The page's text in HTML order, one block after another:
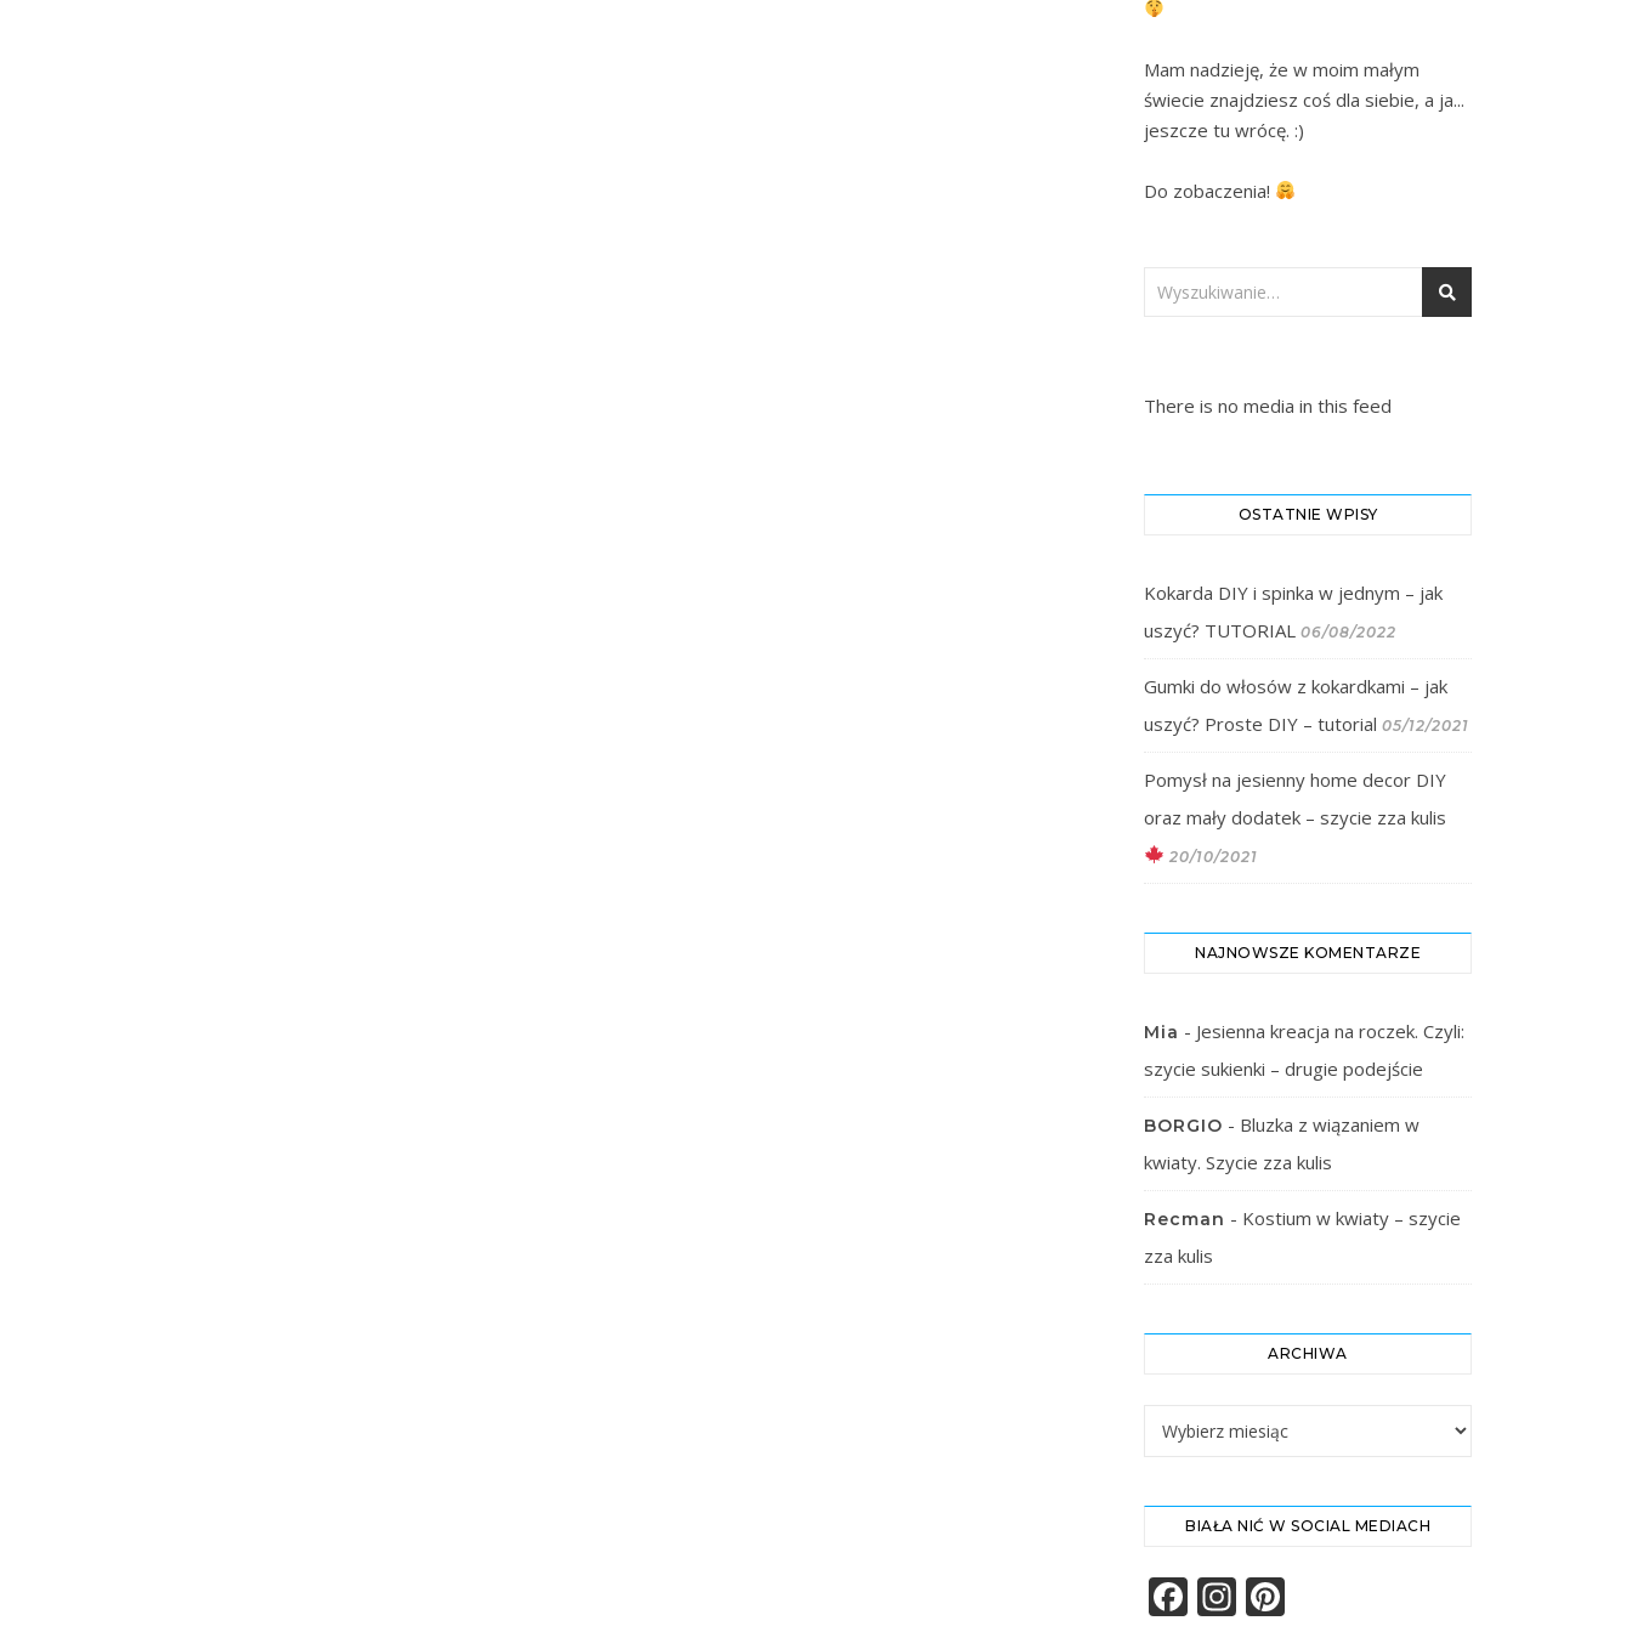
Mam nadzieję, że w moim małym
świecie znajdziesz coś dla siebie, a ja...
jeszcze tu wrócę. :)
Do zobaczenia!
There is no media in this feed
OSTATNIE WPISY
Kokarda DIY i spinka w jednym – jak
uszyć? TUTORIAL 06/08/2022
Gumki do włosów z kokardkami – jak
uszyć? Proste DIY – tutorial 05/12/2021
Pomysł na jesienny home decor DIY
oraz mały dodatek – szycie zza kulis
20/10/2021
NAJNOWSZE KOMENTARZE
Mia - Jesienna kreacja na roczek. Czyli:
szycie sukienki – drugie podejście
BORGIO - Bluzka z wiązaniem w
kwiaty. Szycie zza kulis
Recman - Kostium w kwiaty – szycie
zza kulis
ARCHIWA
BIAŁA NIĆ W SOCIAL MEDIACH
Facebook
Instagram